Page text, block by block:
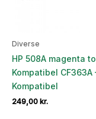
Diverse
HP 508A magenta
Kompatibel CF363A
Kompatibel
249,00 kr.